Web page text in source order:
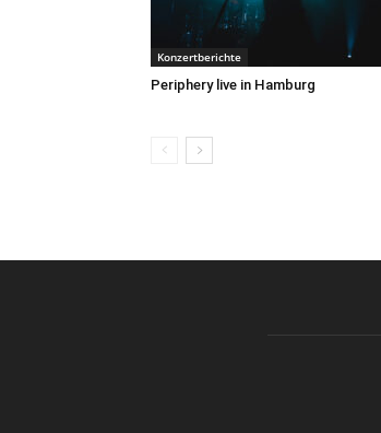
Konzertberichte
Periphery live in Hamburg